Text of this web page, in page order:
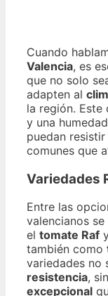
Cuando
Valencia, es
que no solo
adapten al
la región. Este
y una
puedan
comunes que
Variedades
Entre las
valencianos
el tomate Raf
también como
variedades no
resistencia,
excepcional